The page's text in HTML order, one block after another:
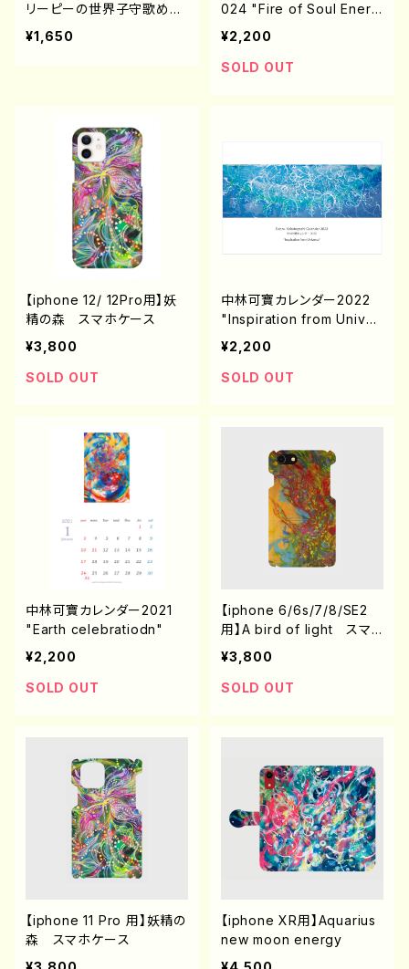
リーピーの世界子守歌めぐ
り」（発行：日本文芸社）
¥1,650
024 "Fire of Soul Energ
y"
¥2,200
SOLD OUT
【iphone 12/ 12Pro用】妖
精の森 スマホケース
¥3,800
SOLD OUT
中林可寶カレンダー2022
"Inspiration from Univer
se"
¥2,200
SOLD OUT
中林可寶カレンダー2021
"Earth celebratiodn"
¥2,200
SOLD OUT
【iphone 6/6s/7/8/SE2
用】A bird of light スマ
ホケース
¥3,800
SOLD OUT
【iphone 11 Pro 用】妖精の
森 スマホケース
【iphone XR用】Aquarius
new moon energy